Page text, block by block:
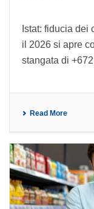
Istat: fiducia dei
il 2026 si apre
stangata di
Read More